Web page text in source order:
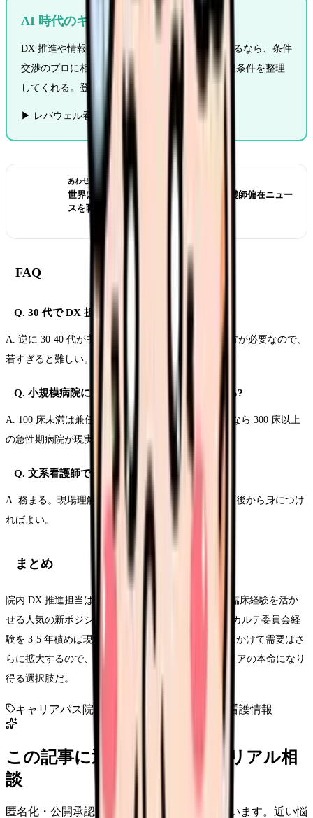
AI 時代のキャリアを考える
DX 推進や情報系ポジションへの転職も視野に入るなら、条件
交渉のプロに相談。レバウェル看護は面談で希望条件を整理
してくれる。登録無料。
▶ レバウェル看護に無料相談する
あわせて読みたい
世界は病院から地域・在宅へ？ICNの看護師偏在ニュー
スを職場選びで読む
FAQ
Q. 30 代で DX 担当を目指すには遅い?
A. 逆に 30-40 代が主力。臨床経験と IT スキルの両方が必要なので、
若すぎると難しい。
Q. 小規模病院にも DX 推進担当ポジションある?
A. 100 床未満は兼任が多い。専任ポジションを狙うなら 300 床以上
の急性期病院が現実的。
Q. 文系看護師でも務まる?
A. 務まる。現場理解と調整力が核なので、IT 知識は後から身につけ
ればよい。
まとめ
院内 DX 推進担当は夜勤なし・年収 550-800 万円・臨床経験を活か
せる人気の新ポジション。医療情報技師資格 + 電子カルテ委員会経
験を 3-5 年積めば現実的に到達可能。2026-2030 年にかけて需要はさ
らに拡大するので、30-40 代の看護師にとってキャリアの本命になり
得る選択肢だ。
キャリアパス 院内DX 医療情報技師 看護情報
この記事に近い看護師さんのリアル相
談
匿名化・公開承認済みの本音だけを表示しています。近い悩